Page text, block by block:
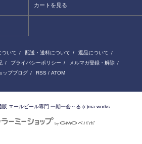
カートを見る
ついて / 配送・送料について / 返品について /
/ プライバシーポリシー / メルマガ登録・解除 /
ップブログ / RSS / ATOM
販 エールビール専門 一期一会～る (c)ma-works